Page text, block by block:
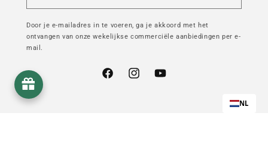
Door je e-mailadres in te voeren, ga je akkoord met het
ontvangen van onze wekelijkse commerciële aanbiedingen per e-
mail.
FacebookInstagramYouTube
NL